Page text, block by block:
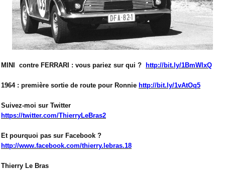
MINI contre FERRARI : vous pariez sur qui ? http://bit.ly/1BmWlxQ
1964 : première sortie de route pour Ronnie http://bit.ly/1vAtOq5
Suivez-moi sur Twitter
https://twitter.com/ThierryLeBras2
Et pourquoi pas sur Facebook ?
http://www.facebook.com/thierry.lebras.18
Thierry Le Bras